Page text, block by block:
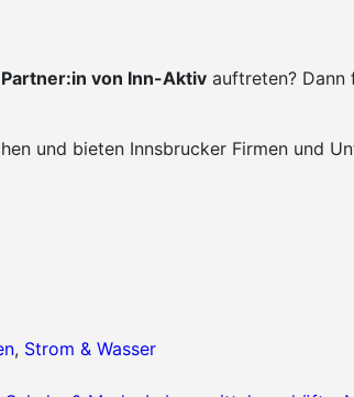
von Inn-Aktiv auftreten? Dann
und bieten Innsbrucker Firmen und
, Strom & Wasser